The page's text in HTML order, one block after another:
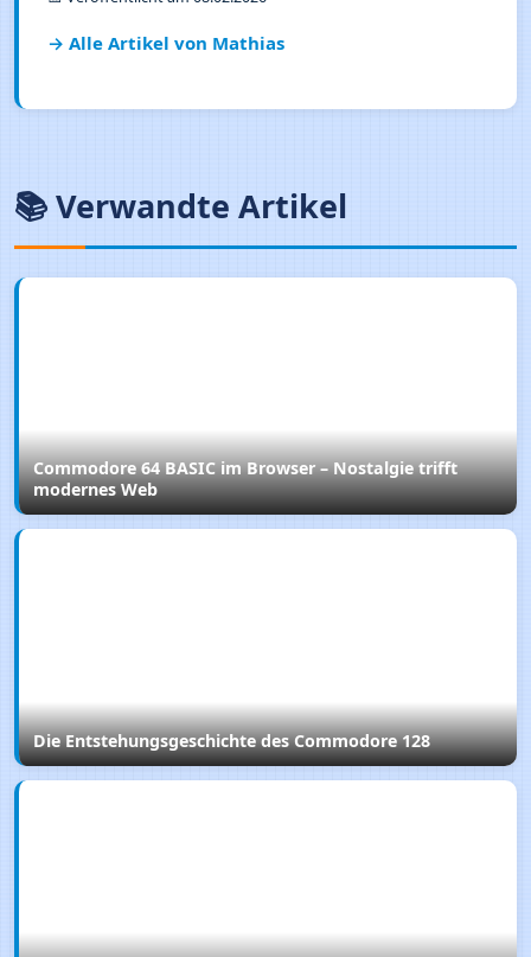
→ Alle Artikel von Mathias
📚 Verwandte Artikel
Commodore 64 BASIC im Browser – Nostalgie trifft
modernes Web
Die Entstehungsgeschichte des Commodore 128